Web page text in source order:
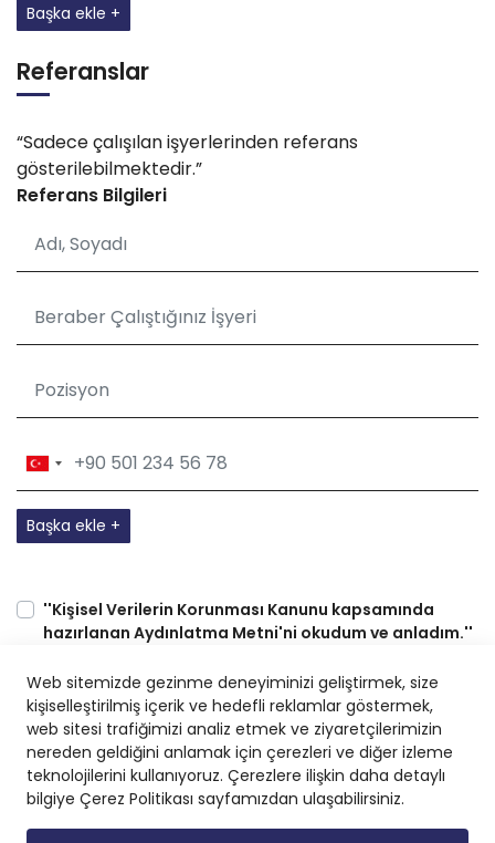
Web sitemizde gezinme deneyiminizi geliştirmek, size
kişiselleştirilmiş içerik ve hedefli reklamlar göstermek,
web sitesi trafiğimizi analiz etmek ve ziyaretçilerimizin
nereden geldiğini anlamak için çerezleri ve diğer izleme
teknolojilerini kullanıyoruz. Çerezlere ilişkin daha detaylı
bilgiye Çerez Politikası sayfamızdan ulaşabilirsiniz.
Başka ekle +
Referanslar
“Sadece çalışılan işyerlerinden referans
gösterilebilmektedir.”
Referans Bilgileri
Başka ekle +
''Kişisel Verilerin Korunması Kanunu kapsamında
hazırlanan Aydınlatma Metni'ni okudum ve anladım.''
kabul ediyorum.